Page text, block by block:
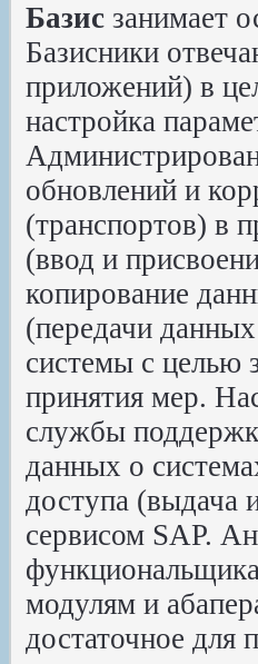
Базис занимает
Базисники
приложений) в
настройка
обновлений и
(транспортов) в
(ввод и
копирование
(передачи
системы с целью
принятия мер.
службы
данных о
доступа (выдача
сервисом SAP.
модулям и
достаточное для